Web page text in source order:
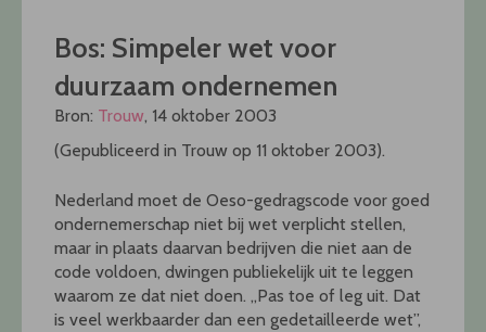
Bos: Simpeler wet voor
duurzaam ondernemen
Bron: Trouw, 14 oktober 2003
(Gepubliceerd in Trouw op 11 oktober 2003).
Nederland moet de Oeso-gedragscode voor goed
ondernemerschap niet bij wet verplicht stellen,
maar in plaats daarvan bedrijven die niet aan de
code voldoen, dwingen publiekelijk uit te leggen
waarom ze dat niet doen. ,,Pas toe of leg uit. Dat
is veel werkbaarder dan een gedetailleerde wet”,